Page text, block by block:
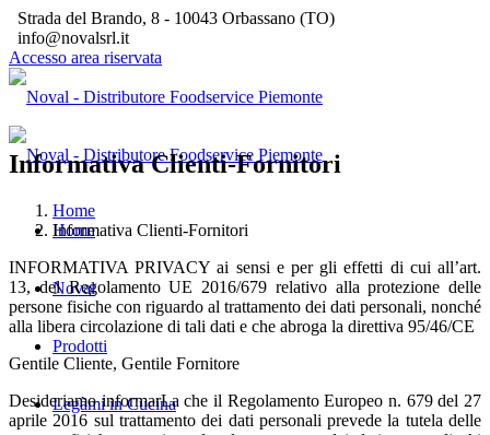
Strada del Brando, 8 - 10043 Orbassano (TO)
info@novalsrl.it
Accesso area riservata
Home
Noval
Prodotti
Legàmi in Cucina
Informativa Clienti-Fornitori
Home
Informativa Clienti-Fornitori
INFORMATIVA PRIVACY ai sensi e per gli effetti di cui all’art.
13, del Regolamento UE 2016/679 relativo alla protezione delle
persone fisiche con riguardo al trattamento dei dati personali, nonché
alla libera circolazione di tali dati e che abroga la direttiva 95/46/CE
Gentile Cliente, Gentile Fornitore
Desideriamo informarLa che il Regolamento Europeo n. 679 del 27
aprile 2016 sul trattamento dei dati personali prevede la tutela delle